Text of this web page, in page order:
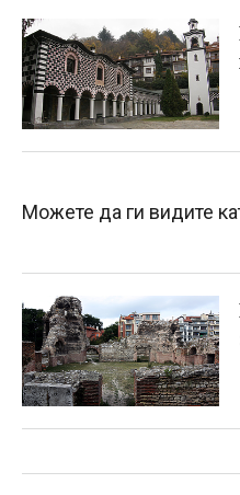
Можете да ги видите